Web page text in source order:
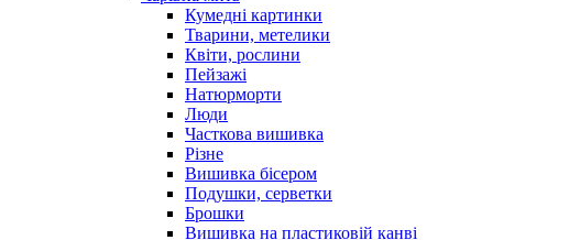
Кумедні картинки
Тварини, метелики
Квіти, рослини
Пейзажі
Натюрморти
Люди
Часткова вишивка
Різне
Вишивка бісером
Подушки, серветки
Брошки
Вишивка на пластиковій канві